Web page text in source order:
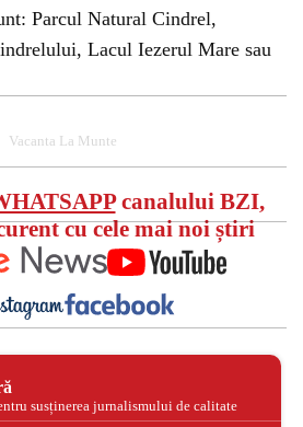
Parcul Natural Cindrel,
Lacul Iezerul Mare sau
Vacanta La Munte
canalului BZI,
cu cele mai noi știri
susținerea jurnalismului de calitate